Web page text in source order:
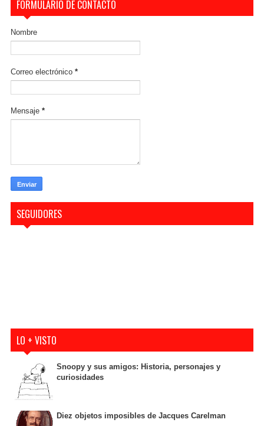
FORMULARIO DE CONTACTO
Nombre
Correo electrónico *
Mensaje *
SEGUIDORES
LO + VISTO
Snoopy y sus amigos: Historia, personajes y
curiosidades
Diez objetos imposibles de Jacques Carelman